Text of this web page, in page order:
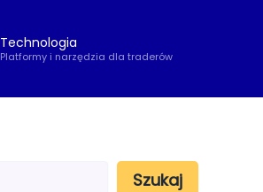
Technologia
Platformy i narzędzia dla traderów
Szukaj